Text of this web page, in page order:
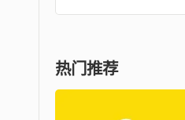
热门推荐